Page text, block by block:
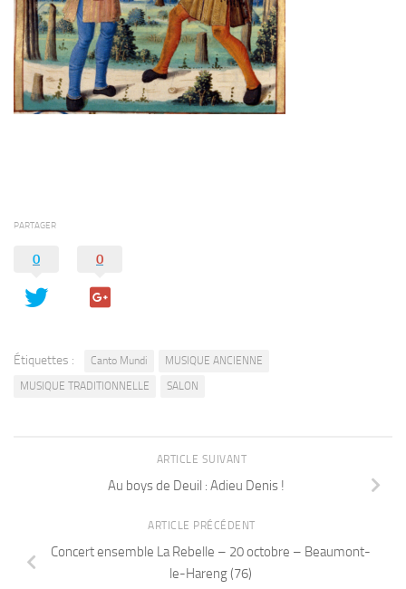
PARTAGER
0 0
Étiquettes : Canto Mundi
MUSIQUE ANCIENNE
MUSIQUE TRADITIONNELLE
SALON
ARTICLE SUIVANT
Au boys de Deuil : Adieu Denis !
ARTICLE PRÉCÉDENT
Concert ensemble La Rebelle – 20 octobre – Beaumont-
le-Hareng (76)